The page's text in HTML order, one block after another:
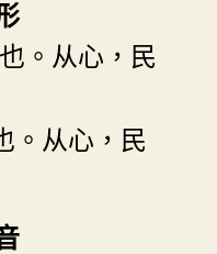
也。从心，民
。从心，民